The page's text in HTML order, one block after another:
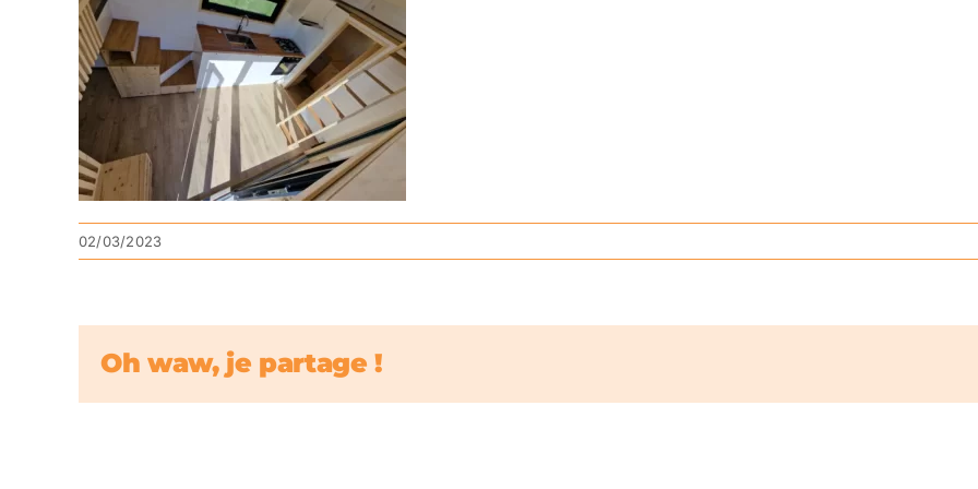
02/03/2023
Oh waw, je partage !